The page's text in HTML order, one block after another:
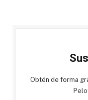
Obtén de forma